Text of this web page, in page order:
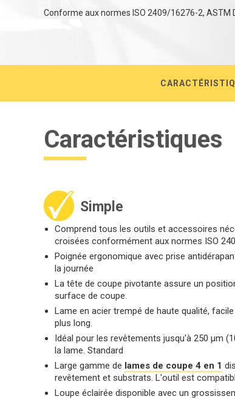
Conforme aux normes ISO 2409/16276-2, ASTM
Caractéristiques
Simple
Comprend tous les outils et accessoires
croisées conformément aux normes ISO
Poignée ergonomique avec prise
la journée
La tête de coupe pivotante assure un
surface de coupe.
Lame en acier trempé de haute qualité,
plus long.
Idéal pour les revêtements jusqu'à 250 μm
la lame. Standard
Large gamme de lames de coupe 4 en 1
revêtement et substrats. L'outil est
Loupe éclairée disponible avec un